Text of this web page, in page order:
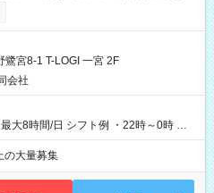
限あり、手数料無料（Amazon負担）
宮8-1 T-LOGI 一宮 2F
会社
大8時間/日 シフト例 ・22時～0時 入
ご確認の上、申請してください。
の大量募集